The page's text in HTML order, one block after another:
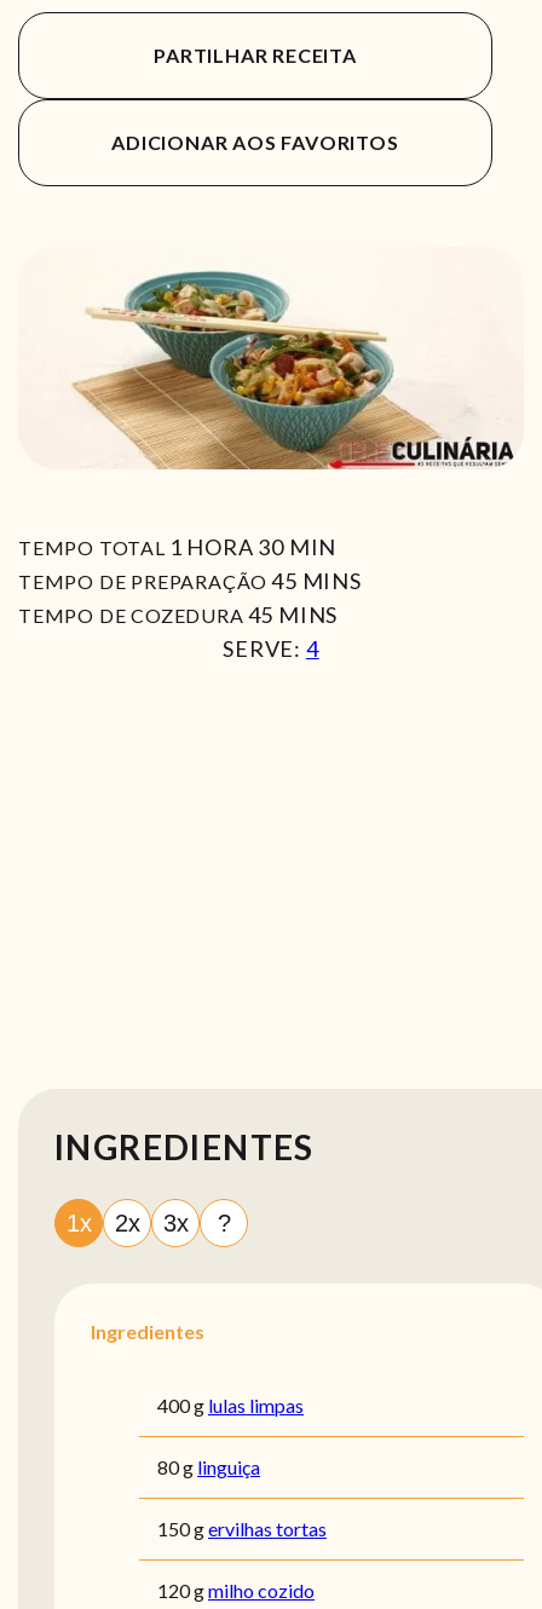
PARTILHAR RECEITA
ADICIONAR AOS FAVORITOS
TEMPO TOTAL 1 HORA
HORA 30MIN
MIN
TEMPO DE PREPARAÇÃO 45MIN
MINS
TEMPO DE COZEDURA 45 MIN
MINS
SERVE: 4
INGREDIENTES
1x 2x 3x ?
Ingredientes
400 g lulas limpas
80 g linguiça
150 gervilhas tortas
120 gmilho cozido